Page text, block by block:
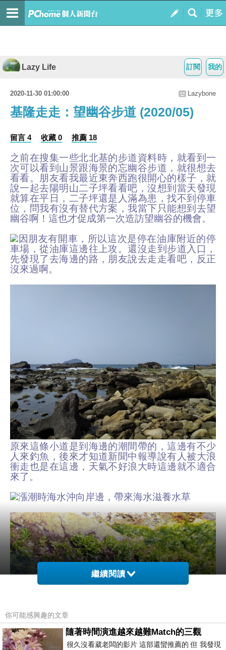
我的
訂閱
Lazy Life
2020-11-30 01:00:00 Lazybone
基隆走走：望幽谷步道 (2020/05)
留言 4 收藏 0 推薦 18
之前在搜集一些北北基的步道資料時，就看到一
次可以看到山景跟海景的忘幽谷步道，就很想去
看看。朋友看我最近東奔西跑很開心的樣子，就
說一起去陽明山二子坪看看吧，沒想到當天發現
就算在平日，二子坪還是人滿為患，找不到停車
位，問我有沒有替代方案，我當下只能想到去望
幽谷啊 ！這也才促成第一次造訪望幽谷的機會。
因朋友有開車，所以這次是停在油庫附近的停
車場，從油庫這邊往上攻。還沒走到步道入口，
先發現了去海邊的路，朋友說去走走看吧，反正
沒來過啊。
原來這條小道是到海邊的潮間帶的，這邊有不少
人來釣魚，後來才知道新聞中報導說有人被大浪
衝走也是在這邊，天氣不好浪大時這邊就不適合
來了。
漲潮時海水沖向岸邊，帶來海水滋養水草
繼續閱讀
你可能感興趣的文章
隨著時間演進越來越難Match的三觀
很久沒看葳老闆的影片 這部還蠻推薦的 但 我發現